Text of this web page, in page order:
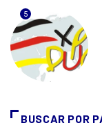
5
BUSCAR POR